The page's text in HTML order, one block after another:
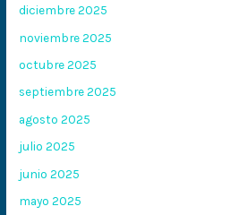
diciembre 2025
noviembre 2025
octubre 2025
septiembre 2025
agosto 2025
julio 2025
junio 2025
mayo 2025